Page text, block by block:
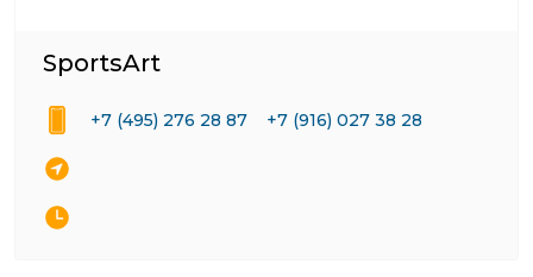
SportsArt
+7 (495) 276 28 87 +7 (916) 027 38 28